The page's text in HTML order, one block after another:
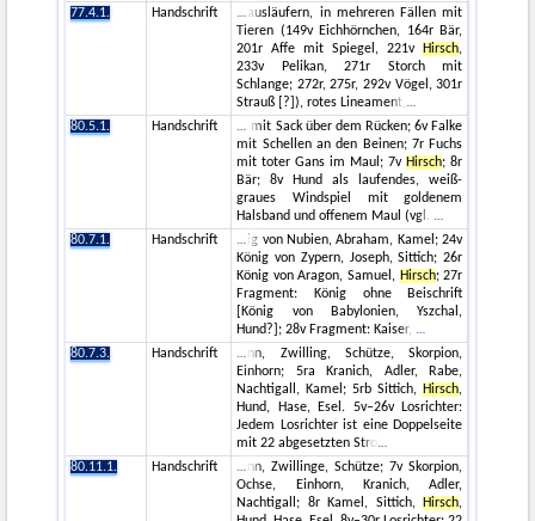
77.4.1.
Handschrift
ausläufern, in mehreren Fällen mit
Tieren (149v Eichhörnchen, 164r Bär,
201r Affe mit Spiegel, 221v
Hirsch,
233v Pelikan, 271r Storch mit
Schlange; 272r, 275r, 292v Vögel, 301r
Strauß [?]), rotes Lineament,
80.5.1.
Handschrift
mit Sack über dem Rücken; 6v Falke
mit Schellen an den Beinen; 7r Fuchs
mit toter Gans im Maul; 7v Hirsch; 8r
Bär; 8v Hund als laufendes, weiß-
graues Windspiel mit goldenem
Halsband und offenem Maul (vgl.
80.7.1.
Handschrift
ig von Nubien, Abraham, Kamel; 24v
König von Zypern, Joseph, Sittich; 26r
König von Aragon, Samuel, Hirsch; 27r
Fragment: König ohne Beischrift
[König von Babylonien, Yszchal,
Hund?]; 28v Fragment: Kaiser,
80.7.3.
Handschrift
nn, Zwilling, Schütze, Skorpion,
Einhorn; 5ra Kranich, Adler, Rabe,
Nachtigall, Kamel; 5rb Sittich,
Hirsch,
Hund, Hase, Esel. 5v–26v Losrichter:
Jedem Losrichter ist eine Doppelseite
mit 22 abgesetzten Stro
80.11.1.
Handschrift
nn, Zwillinge, Schütze; 7v Skorpion,
Ochse, Einhorn, Kranich, Adler,
Nachtigall; 8r Kamel, Sittich,
Hirsch,